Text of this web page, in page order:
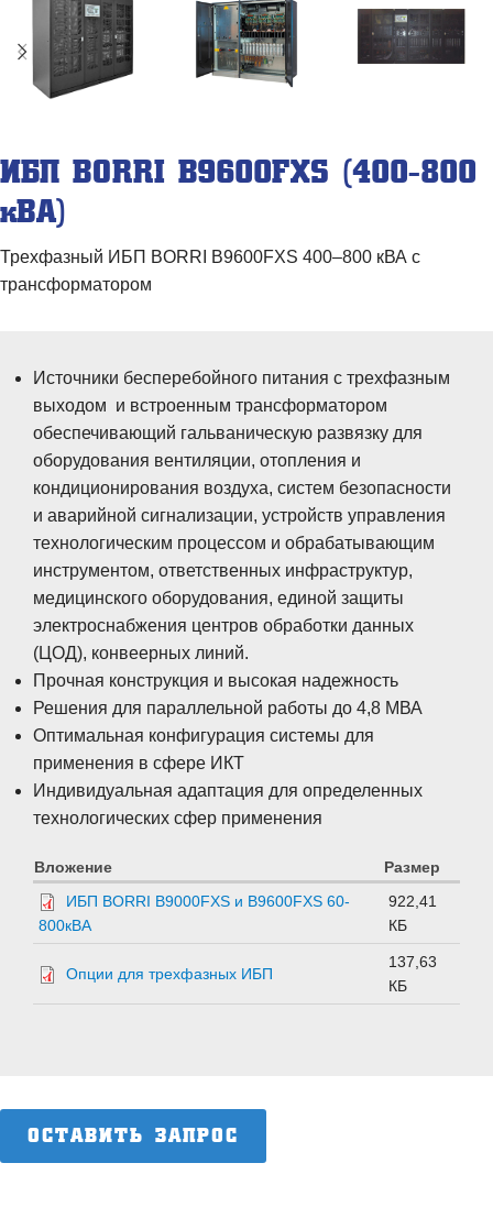
ИБП BORRI B9600FXS (400-800
кВА)
Трехфазный ИБП BORRI B9600FXS 400–800 кВА с
трансформатором
Источники бесперебойного питания с трехфазным
выходом и встроенным трансформатором
обеспечивающий гальваническую развязку для
оборудования вентиляции, отопления и
кондиционирования воздуха, систем безопасности
и аварийной сигнализации, устройств управления
технологическим процессом и обрабатывающим
инструментом, ответственных инфраструктур,
медицинского оборудования, единой защиты
электроснабжения центров обработки данных
(ЦОД), конвеерных линий.
Прочная конструкция и высокая надежность
Решения для параллельной работы до 4,8 МВА
Оптимальная конфигурация системы для
применения в сфере ИКТ
Индивидуальная адаптация для определенных
технологических сфер применения
Вложение
Размер
ИБП BORRI B9000FXS и B9600FXS 60-
800кВА
922,41
КБ
Опции для трехфазных ИБП
137,63
КБ
ОСТАВИТЬ ЗАПРОС